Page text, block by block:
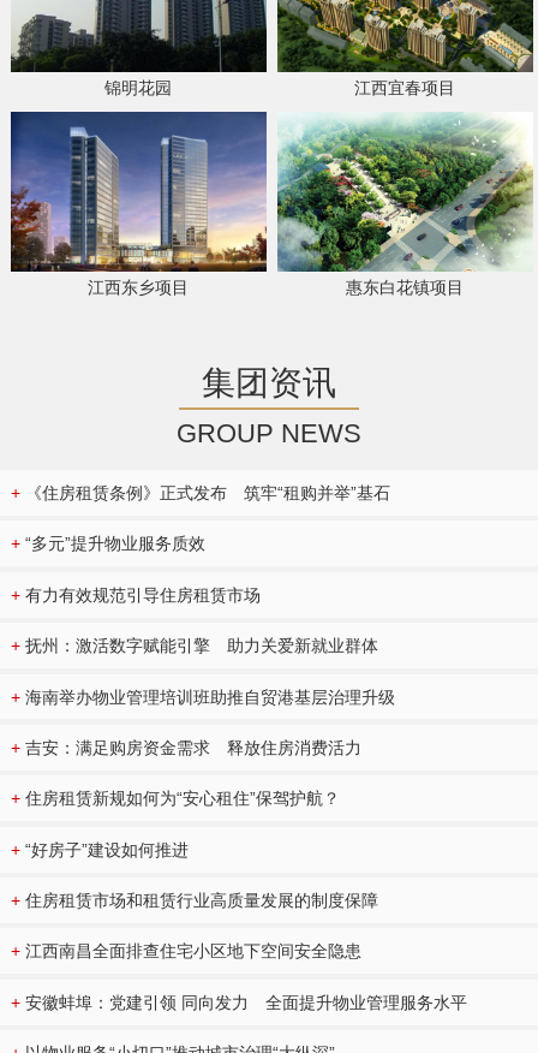
锦明花园 江西宜春项目
江西东乡项目 惠东白花镇项目
集团资讯
GROUP NEWS
+ 《住房租赁条例》正式发布 筑牢“租购并举”基石
+ “多元”提升物业服务质效
+ 有力有效规范引导住房租赁市场
+ 抚州：激活数字赋能引擎 助力关爱新就业群体
+ 海南举办物业管理培训班助推自贸港基层治理升级
+ 吉安：满足购房资金需求 释放住房消费活力
+ 住房租赁新规如何为“安心租住”保驾护航？
+ “好房子”建设如何推进
+ 住房租赁市场和租赁行业高质量发展的制度保障
+ 江西南昌全面排查住宅小区地下空间安全隐患
+ 安徽蚌埠：党建引领 同向发力 全面提升物业管理服务水平